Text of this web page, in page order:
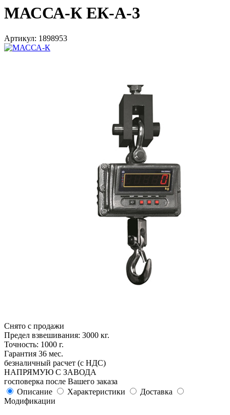
МАССА-К ЕК-A-3
Артикул: 1898953
Снято с продажи
Предел взвешивания: 3000 кг.
Точность: 1000 г.
Гарантия 36 мес.
безналичный расчет (с НДС)
НАПРЯМУЮ С ЗАВОДА
госповерка после Вашего заказа
Описание
Характеристики
Доставка
Модификации